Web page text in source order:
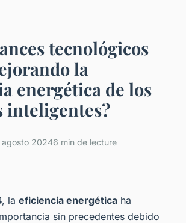
tecnológicos
la
energética de los
inteligentes?
agosto 20246 min de lecture
la eficiencia energética ha
sin precedentes debido